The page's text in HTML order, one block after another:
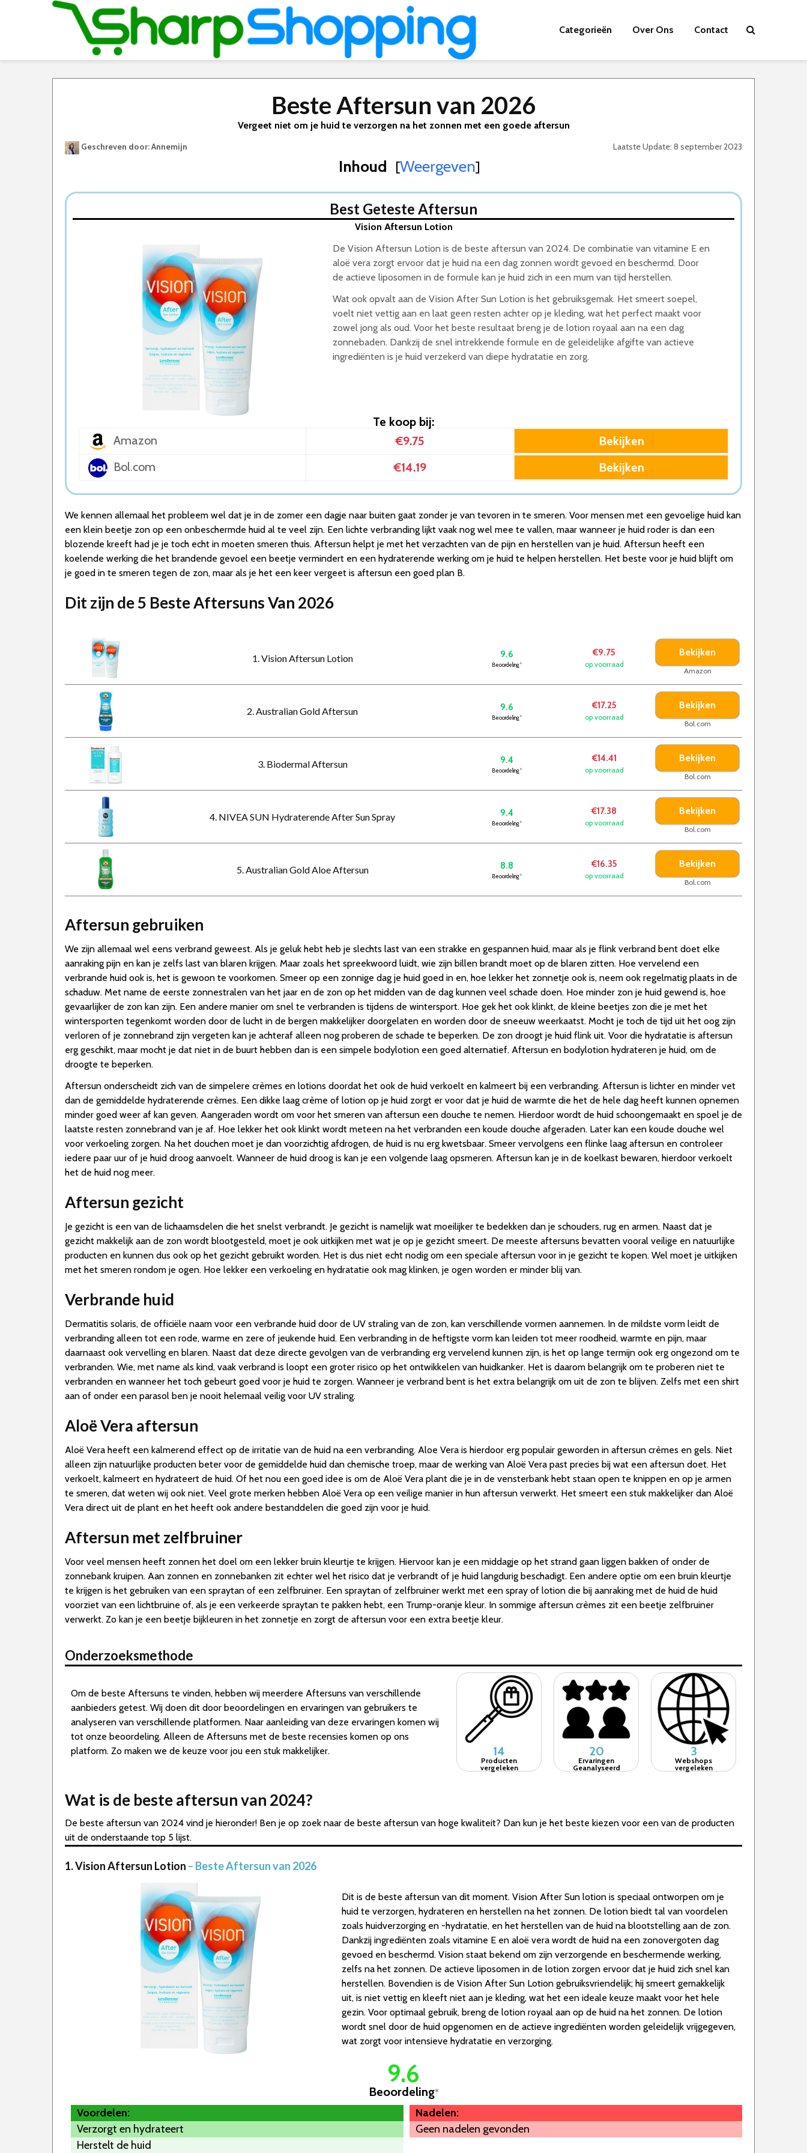
Categorieën Over Ons Contact
Beste Aftersun van 2026
Vergeet niet om je huid te verzorgen na het zonnen met een goede aftersun
Geschreven door: Annemijn Laatste Update: 8 september 2023
Inhoud [Weergeven]
4. NIVEA SUN Hydraterende After Sun Spray
5. Australian Gold Aloe Aftersun
Wat is de beste Aftersun van 2026
1. Beste Aftersun van 2026
2. Goede Prijs-Kwaliteit Aftersun
3. Fijnste Aftersun van 2026
4. Beste Budget Aftersun van 2026
5. Goede Prijs-Kwaliteit Aftersun
Best Geteste Aftersun
Vision Aftersun Lotion
De Vision Aftersun Lotion is de beste aftersun van 2024. De combinatie van vitamine E en
aloë vera zorgt ervoor dat je huid na een dag zonnen wordt gevoed en beschermd. Door
de actieve liposomen in de formule kan je huid zich in een mum van tijd herstellen.
Wat ook opvalt aan de Vision After Sun Lotion is het gebruiksgemak. Het smeert soepel,
voelt niet vettig aan en laat geen resten achter op je kleding, wat het perfect maakt voor
zowel jong als oud. Voor het beste resultaat breng je de lotion royaal aan na een dag
zonnebaden. Dankzij de snel intrekkende formule en de geleidelijke afgifte van actieve
ingrediënten is je huid verzekerd van diepe hydratatie en zorg.
Te koop bij:
Amazon
€9.75
Bekijken
Bol.com
€14.19 Bekijken
We kennen allemaal het probleem wel dat je in de zomer een dagje naar buiten gaat zonder je van tevoren in te smeren. Voor mensen met een gevoelige huid kan
een klein beetje zon op een onbeschermde huid al te veel zijn. Een lichte verbranding lijkt vaak nog wel mee te vallen, maar wanneer je huid roder is dan een
blozende kreeft had je je toch echt in moeten smeren thuis. Aftersun helpt je met het verzachten van de pijn en herstellen van je huid. Aftersun heeft een
koelende werking die het brandende gevoel een beetje vermindert en een hydraterende werking om je huid te helpen herstellen. Het beste voor je huid blijft om
je goed in te smeren tegen de zon, maar als je het een keer vergeet is aftersun een goed plan B.
Dit zijn de 5 Beste Aftersuns Van 2026
1. Vision Aftersun Lotion 9.6
Beoordeling*
€9.75
op voorraad
Bekijken
Amazon
2. Australian Gold Aftersun 9.6
Beoordeling*
€17.25
op voorraad
Bekijken
Bol.com
3. Biodermal Aftersun 9.4
Beoordeling*
€14.41
op voorraad
Bekijken
Bol.com
4. NIVEA SUN Hydraterende After Sun Spray 9.4
Beoordeling*
€17.38
op voorraad
Bekijken
Bol.com
5. Australian Gold Aloe Aftersun 8.8
Beoordeling*
€16.35
op voorraad
Bekijken
Bol.com
Aftersun gebruiken
We zijn allemaal wel eens verbrand geweest. Als je geluk hebt heb je slechts last van een strakke en gespannen huid, maar als je flink verbrand bent doet elke
aanraking pijn en kan je zelfs last van blaren krijgen. Maar zoals het spreekwoord luidt, wie zijn billen brandt moet op de blaren zitten. Hoe vervelend een
verbrande huid ook is, het is gewoon te voorkomen. Smeer op een zonnige dag je huid goed in en, hoe lekker het zonnetje ook is, neem ook regelmatig plaats in de
schaduw. Met name de eerste zonnestralen van het jaar en de zon op het midden van de dag kunnen veel schade doen. Hoe minder zon je huid gewend is, hoe
gevaarlijker de zon kan zijn. Een andere manier om snel te verbranden is tijdens de wintersport. Hoe gek het ook klinkt, de kleine beetjes zon die je met het
wintersporten tegenkomt worden door de lucht in de bergen makkelijker doorgelaten en worden door de sneeuw weerkaatst. Mocht je toch de tijd uit het oog zijn
verloren of je zonnebrand zijn vergeten kan je achteraf alleen nog proberen de schade te beperken. De zon droogt je huid flink uit. Voor die hydratatie is aftersun
erg geschikt, maar mocht je dat niet in de buurt hebben dan is een simpele bodylotion een goed alternatief. Aftersun en bodylotion hydrateren je huid, om de
droogte te beperken.
Aftersun onderscheidt zich van de simpelere crèmes en lotions doordat het ook de huid verkoelt en kalmeert bij een verbranding. Aftersun is lichter en minder vet
dan de gemiddelde hydraterende crèmes. Een dikke laag crème of lotion op je huid zorgt er voor dat je huid de warmte die het de hele dag heeft kunnen opnemen
minder goed weer af kan geven. Aangeraden wordt om voor het smeren van aftersun een douche te nemen. Hierdoor wordt de huid schoongemaakt en spoel je de
laatste resten zonnebrand van je af. Hoe lekker het ook klinkt wordt meteen na het verbranden een koude douche afgeraden. Later kan een koude douche wel
voor verkoeling zorgen. Na het douchen moet je dan voorzichtig afdrogen, de huid is nu erg kwetsbaar. Smeer vervolgens een flinke laag aftersun en controleer
iedere paar uur of je huid droog aanvoelt. Wanneer de huid droog is kan je een volgende laag opsmeren. Aftersun kan je in de koelkast bewaren, hierdoor verkoelt
het de huid nog meer.
Aftersun gezicht
Je gezicht is een van de lichaamsdelen die het snelst verbrandt. Je gezicht is namelijk wat moeilijker te bedekken dan je schouders, rug en armen. Naast dat je
gezicht makkelijk aan de zon wordt blootgesteld, moet je ook uitkijken met wat je op je gezicht smeert. De meeste aftersuns bevatten vooral veilige en natuurlijke
producten en kunnen dus ook op het gezicht gebruikt worden. Het is dus niet echt nodig om een speciale aftersun voor in je gezicht te kopen. Wel moet je uitkijken
met het smeren rondom je ogen. Hoe lekker een verkoeling en hydratatie ook mag klinken, je ogen worden er minder blij van.
Verbrande huid
Dermatitis solaris, de officiële naam voor een verbrande huid door de UV straling van de zon, kan verschillende vormen aannemen. In de mildste vorm leidt de
verbranding alleen tot een rode, warme en zere of jeukende huid. Een verbranding in de heftigste vorm kan leiden tot meer roodheid, warmte en pijn, maar
daarnaast ook vervelling en blaren. Naast dat deze directe gevolgen van de verbranding erg vervelend kunnen zijn, is het op lange termijn ook erg ongezond om te
verbranden. Wie, met name als kind, vaak verbrand is loopt een groter risico op het ontwikkelen van huidkanker. Het is daarom belangrijk om te proberen niet te
verbranden en wanneer het toch gebeurt goed voor je huid te zorgen. Wanneer je verbrand bent is het extra belangrijk om uit de zon te blijven. Zelfs met een shirt
aan of onder een parasol ben je nooit helemaal veilig voor UV straling.
Aloë Vera aftersun
Aloë Vera heeft een kalmerend effect op de irritatie van de huid na een verbranding. Aloe Vera is hierdoor erg populair geworden in aftersun crèmes en gels. Niet
alleen zijn natuurlijke producten beter voor de gemiddelde huid dan chemische troep, maar de werking van Aloë Vera past precies bij wat een aftersun doet. Het
verkoelt, kalmeert en hydrateert de huid. Of het nou een goed idee is om de Aloë Vera plant die je in de vensterbank hebt staan open te knippen en op je armen
te smeren, dat weten wij ook niet. Veel grote merken hebben Aloë Vera op een veilige manier in hun aftersun verwerkt. Het smeert een stuk makkelijker dan Aloë
Vera direct uit de plant en het heeft ook andere bestanddelen die goed zijn voor je huid.
Aftersun met zelfbruiner
Voor veel mensen heeft zonnen het doel om een lekker bruin kleurtje te krijgen. Hiervoor kan je een middagje op het strand gaan liggen bakken of onder de
zonnebank kruipen. Aan zonnen en zonnebanken zit echter wel het risico dat je verbrandt of je huid langdurig beschadigt. Een andere optie om een bruin kleurtje
te krijgen is het gebruiken van een spraytan of een zelfbruiner. Een spraytan of zelfbruiner werkt met een spray of lotion die bij aanraking met de huid de huid
voorziet van een lichtbruine of, als je een verkeerde spraytan te pakken hebt, een Trump-oranje kleur. In sommige aftersun crèmes zit een beetje zelfbruiner
verwerkt. Zo kan je een beetje bijkleuren in het zonnetje en zorgt de aftersun voor een extra beetje kleur.
Onderzoeksmethode
Om de beste Aftersuns te vinden, hebben wij meerdere Aftersuns van verschillende
aanbieders getest. Wij doen dit door beoordelingen en ervaringen van gebruikers te
analyseren van verschillende platformen. Naar aanleiding van deze ervaringen komen wij
tot onze beoordeling. Alleen de Aftersuns met de beste recensies komen op ons
platform. Zo maken we de keuze voor jou een stuk makkelijker.
14
Producten
vergeleken
20
Ervaringen
Geanalyseerd
3
Webshops
vergeleken
Wat is de beste aftersun van 2024?
De beste aftersun van 2024 vind je hieronder! Ben je op zoek naar de beste aftersun van hoge kwaliteit? Dan kun je het beste kiezen voor een van de producten
uit de onderstaande top 5 lijst.
1. Vision Aftersun Lotion – Beste Aftersun van 2026
Dit is de beste aftersun van dit moment. Vision After Sun lotion is speciaal ontworpen om je
huid te verzorgen, hydrateren en herstellen na het zonnen. De lotion biedt tal van voordelen
zoals huidverzorging en -hydratatie, en het herstellen van de huid na blootstelling aan de zon.
Dankzij ingrediënten zoals vitamine E en aloë vera wordt de huid na een zonovergoten dag
gevoed en beschermd. Vision staat bekend om zijn verzorgende en beschermende werking,
zelfs na het zonnen. De actieve liposomen in de lotion zorgen ervoor dat je huid zich snel kan
herstellen. Bovendien is de Vision After Sun Lotion gebruiksvriendelijk; hij smeert gemakkelijk
uit, is niet vettig en kleeft niet aan je kleding, wat het een ideale keuze maakt voor het hele
gezin. Voor optimaal gebruik, breng de lotion royaal aan op de huid na het zonnen. De lotion
wordt snel door de huid opgenomen en de actieve ingrediënten worden geleidelijk vrijgegeven,
wat zorgt voor intensieve hydratatie en verzorging.
9.6
Beoordeling*
Voordelen:
Verzorgt en hydrateert
Herstelt de huid
Nadelen:
Geen nadelen gevonden